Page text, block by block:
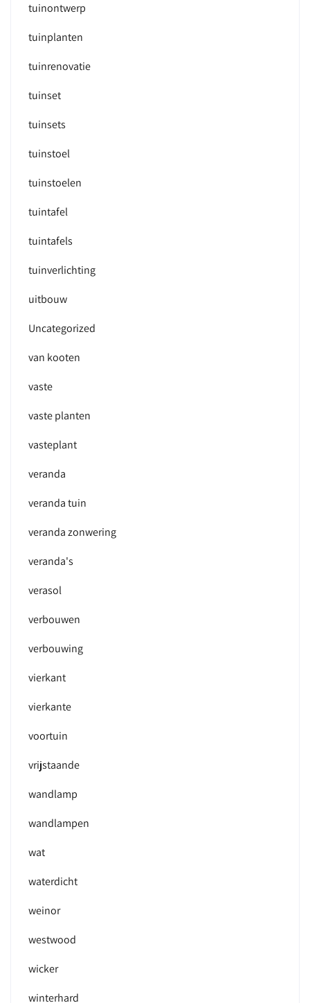
tuinontwerp
tuinplanten
tuinrenovatie
tuinset
tuinsets
tuinstoel
tuinstoelen
tuintafel
tuintafels
tuinverlichting
uitbouw
Uncategorized
van kooten
vaste
vaste planten
vasteplant
veranda
veranda tuin
veranda zonwering
veranda's
verasol
verbouwen
verbouwing
vierkant
vierkante
voortuin
vrijstaande
wandlamp
wandlampen
wat
waterdicht
weinor
westwood
wicker
winterhard